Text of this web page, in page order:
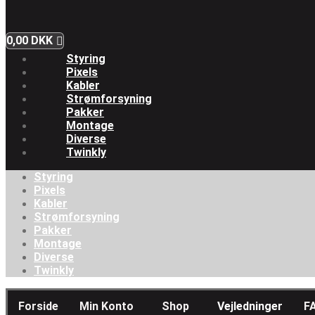
0,00 DKK
Styring
Pixels
Kabler
Strømforsyning
Pakker
Montage
Diverse
Twinkly
Styring
Pixels
Kabler
Strømforsyning
Pakker
Montage
Diverse
Twinkly
Forside Min Konto Shop Vejledninger